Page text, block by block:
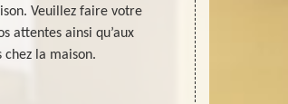
Veuillez faire votre
attentes ainsi qu’aux
la maison.